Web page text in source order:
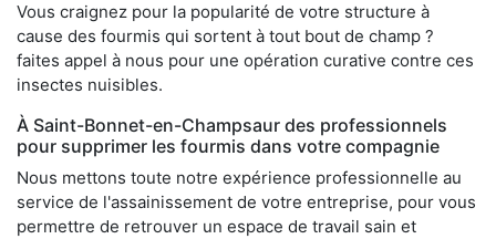
Vous craignez pour la popularité de votre structure à
cause des fourmis qui sortent à tout bout de champ ?
faites appel à nous pour une opération curative contre ces
insectes nuisibles.
À Saint-Bonnet-en-Champsaur des professionnels
pour supprimer les fourmis dans votre compagnie
Nous mettons toute notre expérience professionnelle au
service de l'assainissement de votre entreprise, pour vous
permettre de retrouver un espace de travail sain et